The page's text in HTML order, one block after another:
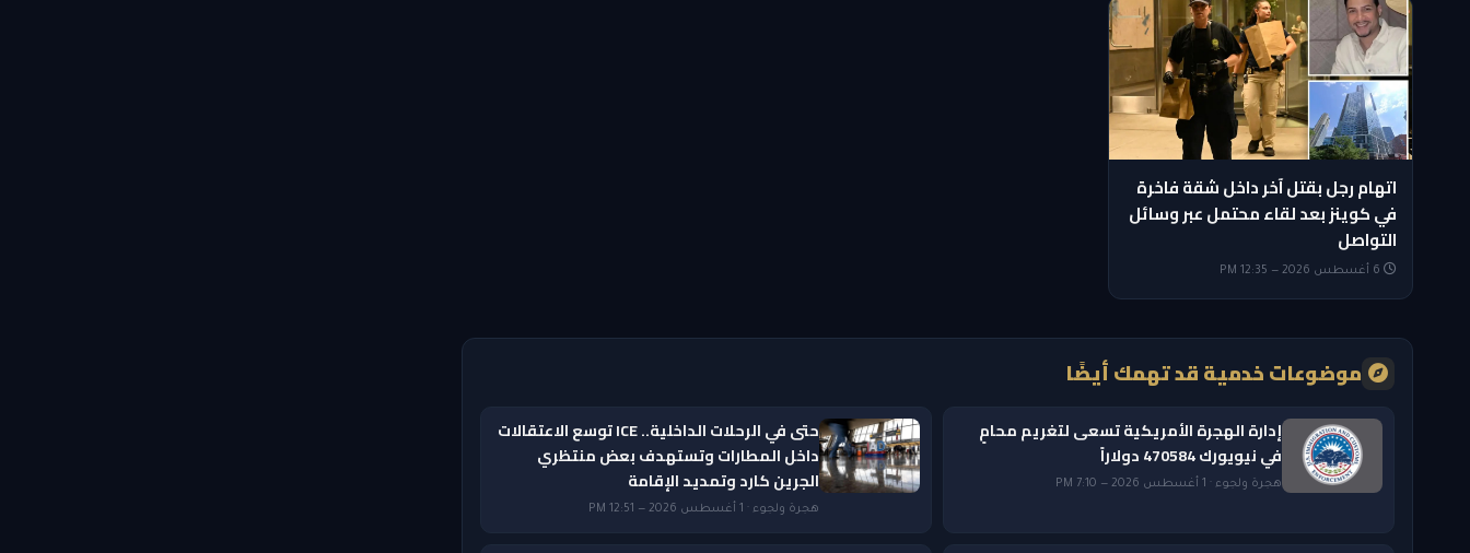
اتهام رجل بقتل آخر داخل شقة فاخرة
في كوينز بعد لقاء محتمل عبر وسائل
التواصل
موضوعات خدمية قد تهمك أيضًا
إدارة الهجرة الأمريكية تسعى لتغريم محامٍ
في نيويورك 470584 دولاراً
هجرة ولجوء · 1 أغسطس 2026 — 7:10 PM
حتى في الرحلات الداخلية.. ICE توسع الاعتقالات
داخل المطارات وتستهدف بعض منتظري
الجرين كارد وتمديد الإقامة
هجرة ولجوء · 1 أغسطس 2026 — 12:51 PM